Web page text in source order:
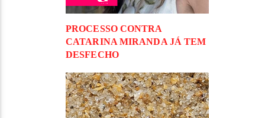
PROCESSO CONTRA
CATARINA MIRANDA JÁ TEM
DESFECHO